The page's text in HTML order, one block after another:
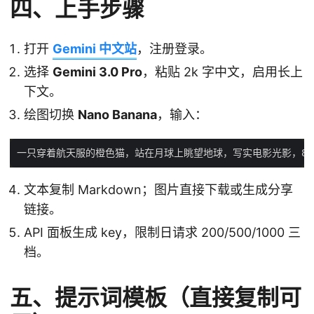
四、上手步骤
打开 Gemini 中文站，注册登录。
选择 Gemini 3.0 Pro，粘贴 2k 字中文，启用长上
下文。
绘图切换 Nano Banana，输入：
文本复制 Markdown；图片直接下载或生成分享
链接。
API 面板生成 key，限制日请求 200/500/1000 三
档。
五、提示词模板（直接复制可